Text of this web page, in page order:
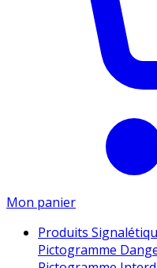
Mon panier
Produits
Pictogramme